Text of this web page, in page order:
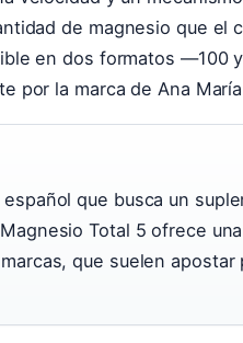
de magnesio que el
en dos formatos —100
por la marca de Ana
que busca un
Total 5 ofrece
que suelen apostar